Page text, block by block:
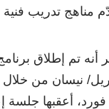
مناهج تدريب
أنه تم إطلاق
22 أبريل/
أعقبها جلسة